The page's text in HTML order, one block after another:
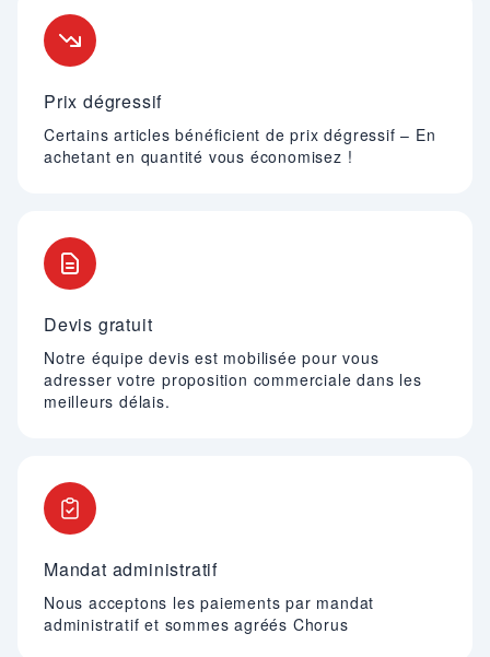
Prix dégressif
Certains articles bénéficient de prix dégressif – En
achetant en quantité vous économisez !
Devis gratuit
Notre équipe devis est mobilisée pour vous
adresser votre proposition commerciale dans les
meilleurs délais.
Mandat administratif
Nous acceptons les paiements par mandat
administratif et sommes agréés Chorus